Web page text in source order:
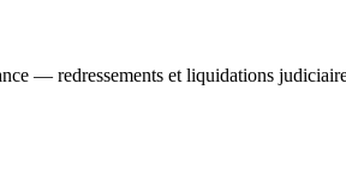
— redressements et liquidations